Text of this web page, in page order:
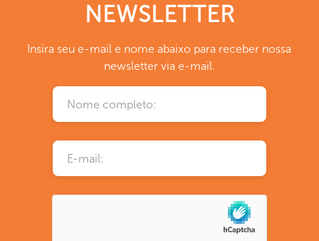
NEWSLETTER
Insira seu e-mail e nome abaixo para receber nossa
newsletter via e-mail.